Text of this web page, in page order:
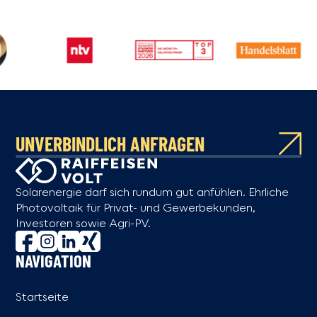
UNVERBINDLICH ANFRAGEN
Solarenergie darf sich rundum gut anfühlen. Ehrliche
Photovoltaik für Privat- und Gewerbekunden,
Investoren sowie Agri-PV.
NAVIGATION
Startseite